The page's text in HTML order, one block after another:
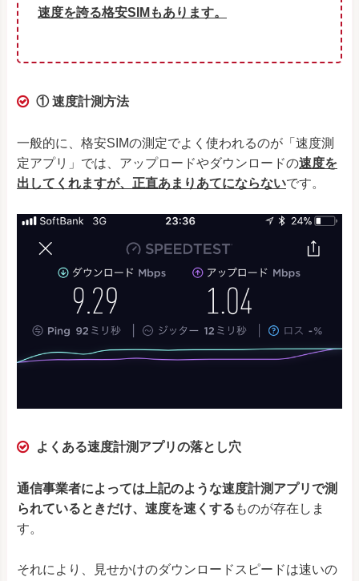
速度を誇る格安SIMもあります。
① 速度計測方法
一般的に、格安SIMの測定でよく使われるのが「速度測
定アプリ」では、アップロードやダウンロードの速度を
出してくれますが、正直あまりあてにならないです。
よくある速度計測アプリの落とし穴
通信事業者によっては上記のような速度計測アプリで測
られているときだけ、速度を速くする ものが存在しま
す。
それにより、見せかけのダウンロードスピードは速いの